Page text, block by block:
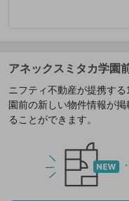
アネックスミタカ学園
ニフティ不動産が提携す
園前の新しい物件情報が
ることができます。